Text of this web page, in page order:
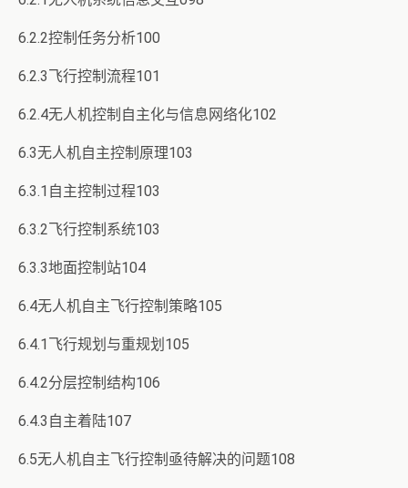
6.2.2控制任务分析100
6.2.3飞行控制流程101
6.2.4无人机控制自主化与信息网络化102
6.3无人机自主控制原理103
6.3.1自主控制过程103
6.3.2飞行控制系统103
6.3.3地面控制站104
6.4无人机自主飞行控制策略105
6.4.1飞行规划与重规划105
6.4.2分层控制结构106
6.4.3自主着陆107
6.5无人机自主飞行控制亟待解决的问题108